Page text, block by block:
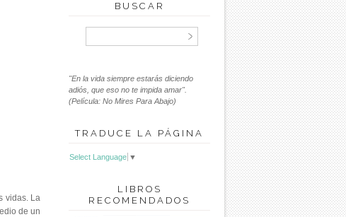
vidas. La
de un
BUSCAR
"En la vida siempre estarás diciendo
adiós, que eso no te impida amar".
(Película: No Mires Para Abajo)
TRADUCE LA PÁGINA
Select Language ▼
LIBROS
RECOMENDADOS